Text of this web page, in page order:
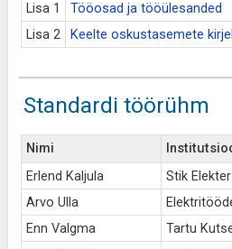
Lisa 1
Tööosad ja tööülesanded
Lisa 2
Keelte oskustasemete
Standardi töörühm
Nimi
Erlend Kaljula
Stik
Arvo Ulla
Enn Valgma
Tartu